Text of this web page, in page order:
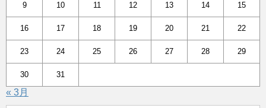
9 10 11 12 13 14 15
16 17 18 19 20 21 22
23 24 25 26 27 28 29
30 31
« 3月